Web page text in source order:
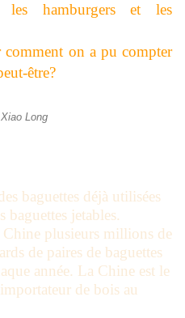
hamburgers et les
comment on a pu compter
être?
Long
baguettes déjà utilisées
baguettes jetables.
plusieurs millions de
de paires de baguettes
année. La Chine est le
de bois au